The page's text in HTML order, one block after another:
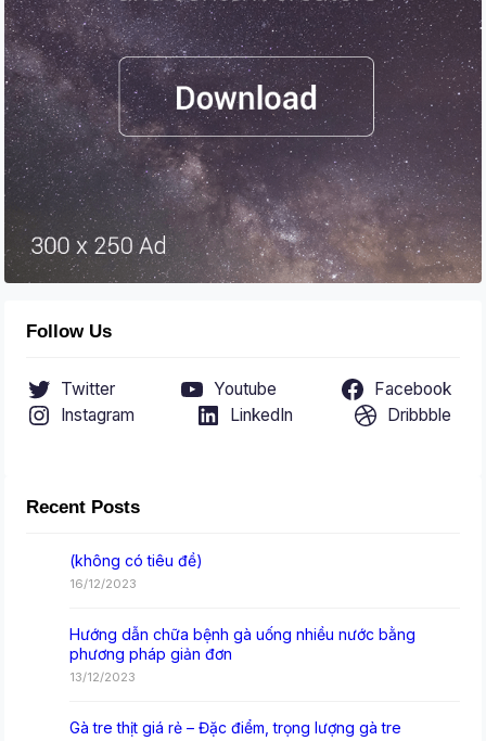
Follow Us
Twitter Youtube
Facebook
Instagram
LinkedIn Dribbble
Recent Posts
(không có tiêu đề)
16/12/2023
Hướng dẫn chữa bệnh gà uống nhiều nước bằng
phương pháp giản đơn
13/12/2023
Gà tre thịt giá rẻ – Đặc điểm, trọng lượng gà tre